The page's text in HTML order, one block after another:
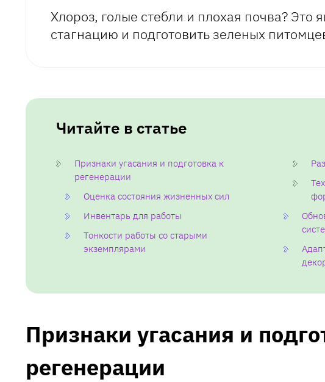
Хлороз, голые стебли и плохая почва? Это
стагнацию и подготовить зеленых
Читайте в статье
Признаки угасания и подготовка к
регенерации
Оценка состояния жизненных сил
Инвентарь для работы
Тонкости работы со старыми
экземплярами
Признаки угасания и
регенерации